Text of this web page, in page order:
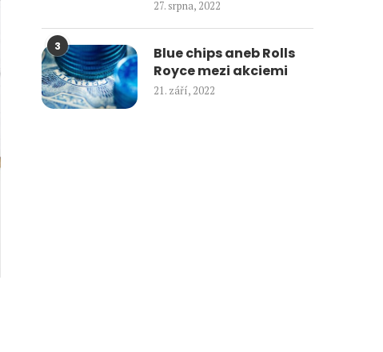
27. srpna, 2022
3
Blue chips aneb Rolls
Royce mezi akciemi
21. září, 2022